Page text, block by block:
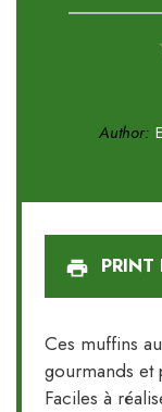
Author:
PRINT
Ces muffins
gourmands et
Faciles à